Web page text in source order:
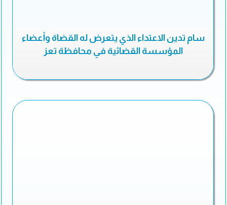
سام تدين الاعتداء الذي يتعرض له القضاة وأعضاء
المؤسسة القضائية في محافظة تعز